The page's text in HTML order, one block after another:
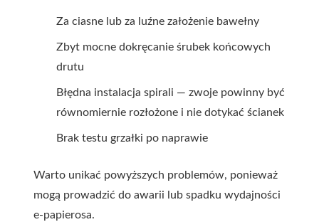
Za ciasne lub za luźne założenie bawełny
Zbyt mocne dokręcanie śrubek końcowych
drutu
Błędna instalacja spirali — zwoje powinny być
równomiernie rozłożone i nie dotykać ścianek
Brak testu grzałki po naprawie
Warto unikać powyższych problemów, ponieważ
mogą prowadzić do awarii lub spadku wydajności
e-papierosa.